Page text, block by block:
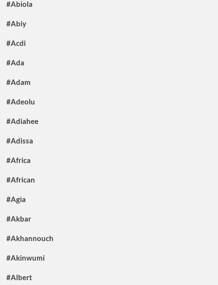
#Abiola
#Abiy
#Acdi
#Ada
#Adam
#Adeolu
#Adiahee
#Adissa
#Africa
#African
#Agia
#Akbar
#Akhannouch
#Akinwumi
#Albert